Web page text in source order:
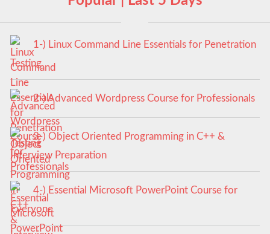
1-) Linux Command Line Essentials for Penetration
Testing
2-) Advanced Wordpress Course for Professionals
3-) Object Oriented Programming in C++ &
Interview Preparation
4-) Essential Microsoft PowerPoint Course for
Everyone